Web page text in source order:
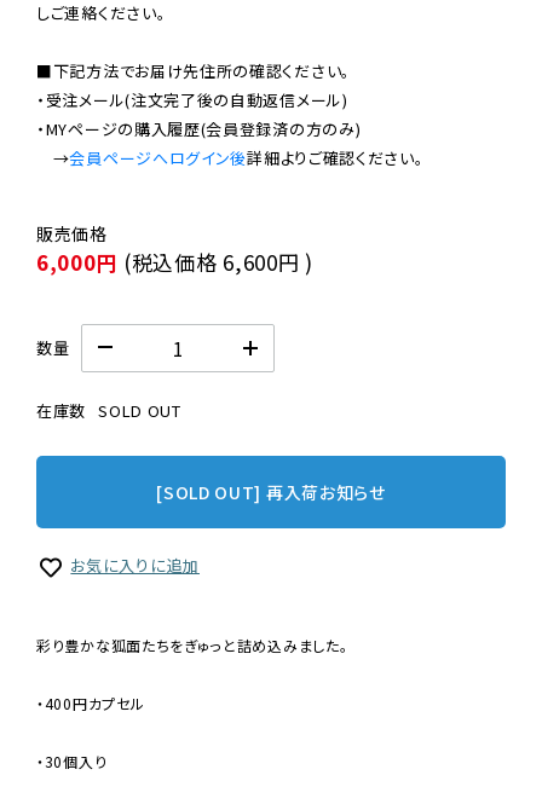
しご連絡ください。
■下記方法でお届け先住所の確認ください。
・受注メール(注文完了後の自動返信メール)
・MYページの購入履歴(会員登録済の方のみ)
→会員ページへログイン後
6,000円 (税込価格 6,600円 )
数量
在庫数 SOLD OUT
[SOLD OUT] 再入荷お知らせ
お気に入りに追加
彩り豊かな狐面たちをぎゅっと詰め込みました。
・400円カプセル
・30個入り